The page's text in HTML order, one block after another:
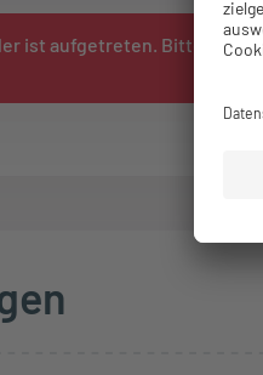
ist aufgetreten. Bitte